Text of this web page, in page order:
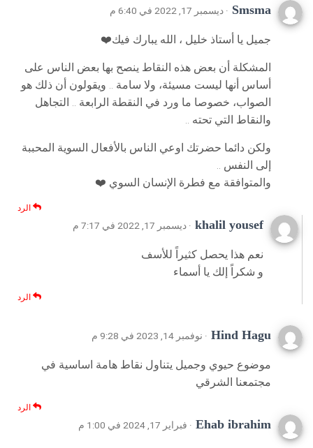
Smsma · ديسمبر 17, 2022 في 6:40 م
جميل يا أستاذ خليل ، الله يبارك فيك❤️
المشكلة أن بعض هذه النقاط ينصح بها بعض الناس على
أساس أنها ليست مسيئة، ولا سامة .. ويقولون أن ذلك هو
الصواب، خصوصا ما ورد في النقطة الرابعة .. التجاهل
والنقاط التي تحته ..
ولكن دائما حضرتك اوعي الناس بالأفعال السوية المحببة
إلى النفس ..
والمتوافقة مع فطرة الإنسان السوي ❤️
الرد
khalil yousef · ديسمبر 17, 2022 في 7:17 م
نعم هذا يحصل كثيراً للأسف
و شكراً إلك يا أسماء
الرد
Hind Hagu · نوفمبر 14, 2023 في 9:28 م
موضوع حيوي وجميل يتناول نقاط هامة اساسية في
مجتمعنا الشرقي
الرد
Ehab ibrahim · فبراير 17, 2024 في 1:00 م